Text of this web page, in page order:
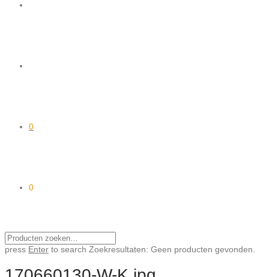
0
0
press Enter to search Zoekresultaten: Geen producten gevonden.